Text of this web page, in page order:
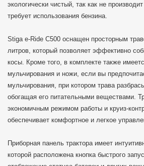
экологически чистый, так как не
требует использования бензина.
Stiga e-Ride C500 оснащен просторным
литров, который позволяет эффективно
косы. Кроме того, в комплекте также
мульчирования и ножи, если вы
мульчирования, при котором трава
обогащая его питательными веществами.
экономичным режимом работы и круиз-
обеспечивает комфортное и легкое
Приборная панель трактора имеет
которой расположена кнопка быстрого